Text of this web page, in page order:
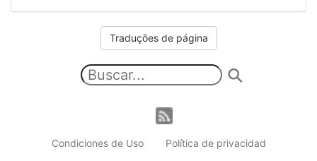
Traduções de página
Condiciones de Uso Política de privacidad